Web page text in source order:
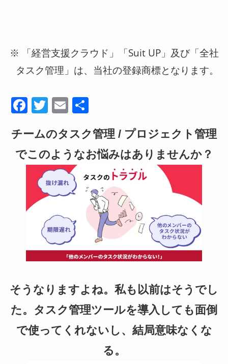
※ 「経営支援クラウド」「Suit UP」及び「全社
タスク管理」は、当社の登録商標となります。
F
c
e
b
o
T
tt
er
E
ail
共
チームのタスク管理 / プロジェクト管理
でこのようなお悩みはありませんか？
そうなりますよね。私も以前はそうでし
た。タスク管理ツールを導入しても面倒
で使ってくれないし、結局意味なくな
る。